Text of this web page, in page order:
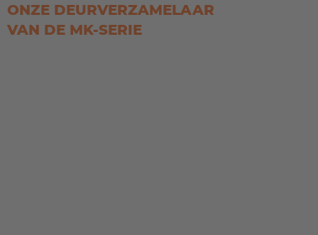
ONZE DEURVERZAMELAAR
VAN DE MK-SERIE